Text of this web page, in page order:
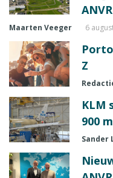
ANVR
Maarten Veeger 6
Z
KLM
900
Sander